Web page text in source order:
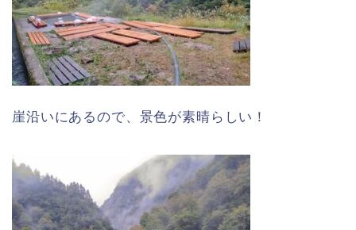
崖沿いにあるので、景色が素晴らしい！